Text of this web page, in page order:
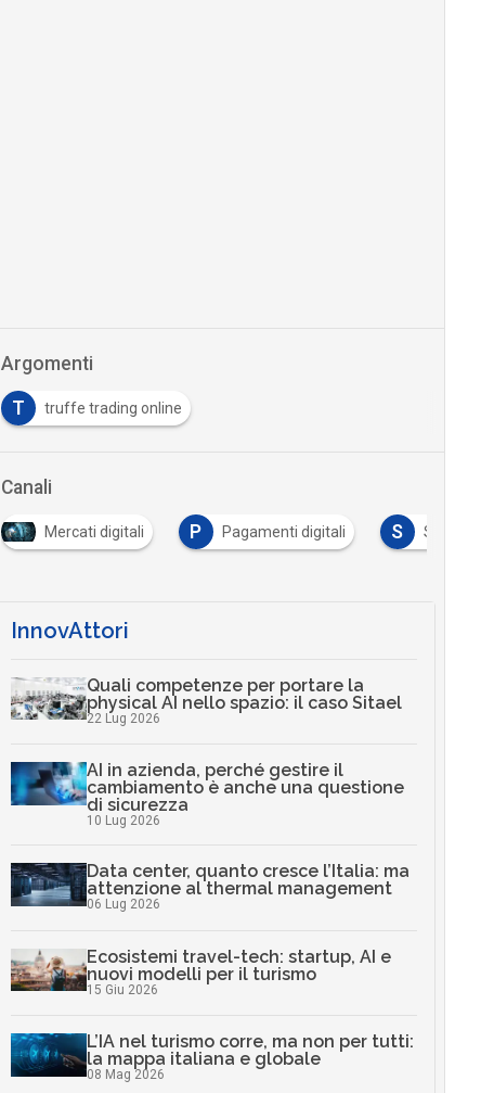
Argomenti
T truffe trading online
Canali
Mercati digitali P Pagamenti digitali S
InnovAttori
Quali competenze per portare la
physical AI nello spazio: il caso Sitael
22 Lug 2026
AI in azienda, perché gestire il
cambiamento è anche una questione
di sicurezza
10 Lug 2026
Data center, quanto cresce l’Italia: ma
attenzione al thermal management
06 Lug 2026
Ecosistemi travel-tech: startup, AI e
nuovi modelli per il turismo
15 Giu 2026
L’IA nel turismo corre, ma non per tutti:
la mappa italiana e globale
08 Mag 2026